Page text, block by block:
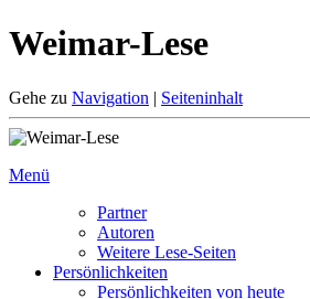
Weimar-Lese
Gehe zu Navigation | Seiteninhalt
Menü
Partner
Autoren
Weitere Lese-Seiten
Persönlichkeiten
Persönlichkeiten von heute